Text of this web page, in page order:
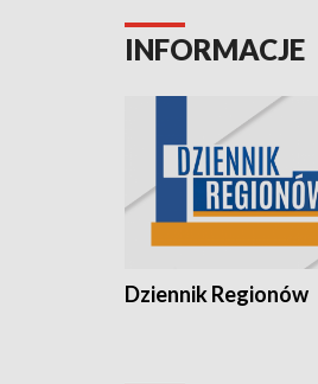
INFORMACJE
Dziennik Regionów